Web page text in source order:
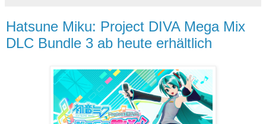
Hatsune Miku: Project DIVA Mega Mix
DLC Bundle 3 ab heute erhältlich